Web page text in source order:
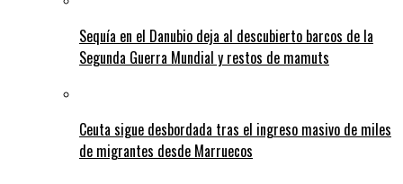
Sequía en el Danubio deja al descubierto barcos de la
Segunda Guerra Mundial y restos de mamuts
Ceuta sigue desbordada tras el ingreso masivo de miles
de migrantes desde Marruecos